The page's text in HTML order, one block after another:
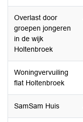
Overlast door
groepen jongeren
in de wijk
Holtenbroek
Woningvervuiling
flat Holtenbroek
SamSam Huis